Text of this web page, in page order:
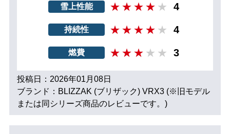
雪上性能 4
持続性 4
燃費 3
投稿日：2026年01月08日
ブランド：BLIZZAK (ブリザック) VRX3 (※旧モデル
または同シリーズ商品のレビューです。)